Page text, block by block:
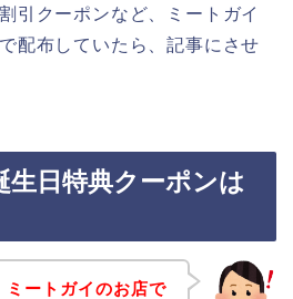
引クーポンなど、ミートガイ
配布していたら、記事にさせ
生日特典クーポンは
ミートガイのお店で